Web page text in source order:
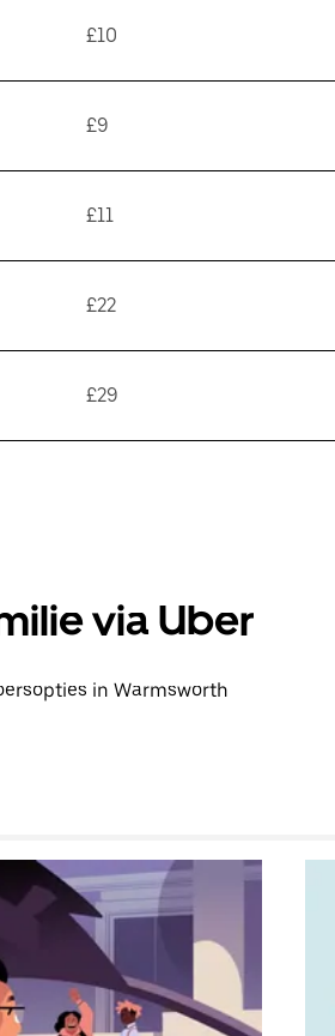
£10
£9
£11
£22
£29
via Uber
in Warmsworth